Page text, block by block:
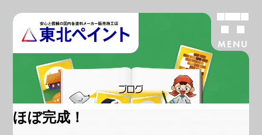
MENU
ブログ
ほぼ完成！